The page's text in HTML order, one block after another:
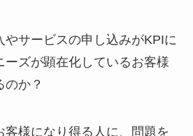
やサービスの申し込みがKPIに
ーズが顕在化しているお客様
か？
客様になり得る人に、問題を